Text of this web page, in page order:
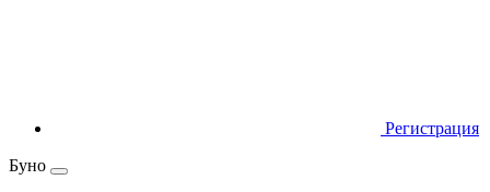
Регистрация
Буно